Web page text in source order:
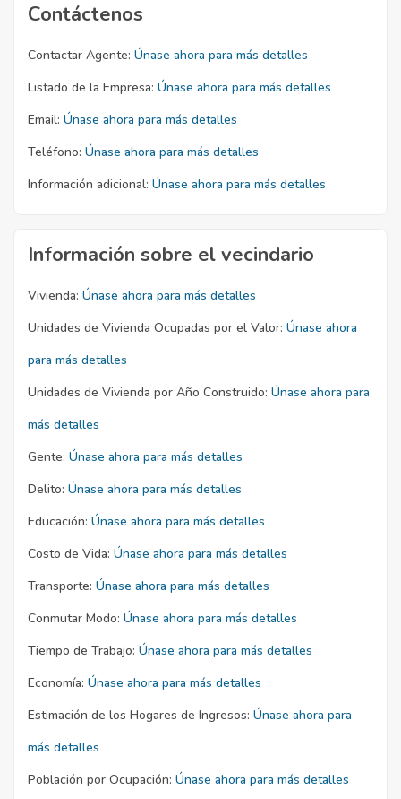
Contáctenos
Contactar Agente: Únase ahora para más detalles
Listado de la Empresa: Únase ahora para más detalles
Email: Únase ahora para más detalles
Teléfono: Únase ahora para más detalles
Información adicional: Únase ahora para más detalles
Información sobre el vecindario
Vivienda: Únase ahora para más detalles
Unidades de Vivienda Ocupadas por el Valor: Únase ahora
para más detalles
Unidades de Vivienda por Año Construido: Únase ahora para
más detalles
Gente: Únase ahora para más detalles
Delito: Únase ahora para más detalles
Educación: Únase ahora para más detalles
Costo de Vida: Únase ahora para más detalles
Transporte: Únase ahora para más detalles
Conmutar Modo: Únase ahora para más detalles
Tiempo de Trabajo: Únase ahora para más detalles
Economía: Únase ahora para más detalles
Estimación de los Hogares de Ingresos: Únase ahora para
más detalles
Población por Ocupación: Únase ahora para más detalles